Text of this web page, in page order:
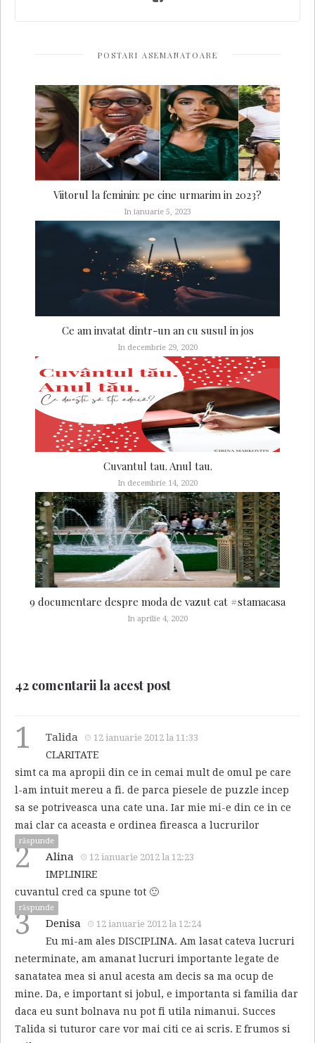
POSTARI ASEMANATOARE
Viitorul la feminin: pe cine urmarim in 2023?
In ianuarie 5, 2023
Ce am invatat dintr-un an cu susul in jos
In decembrie 29, 2020
Cuvantul tau. Anul tau.
In decembrie 14, 2020
9 documentare despre moda de vazut cat #stamacasa
In aprilie 4, 2020
42 comentarii la acest post
1 Talida 12 ianuarie 2012 la 11:33
CLARITATE
simt ca ma apropii din ce in cemai mult de omul pe care
l-am intuit mereu a fi. de parca piesele de puzzle incep
sa se potriveasca una cate una. Iar mie mi-e din ce in ce
mai clar ca aceasta e ordinea fireasca a lucrurilor
răspunde
2 Alina 12 ianuarie 2012 la 12:23
IMPLINIRE
cuvantul cred ca spune tot 🙂
răspunde
3 Denisa 12 ianuarie 2012 la 12:24
Eu mi-am ales DISCIPLINA. Am lasat cateva lucruri
neterminate, am amanat lucruri importante legate de
sanatatea mea si anul acesta am decis sa ma ocup de
mine. Da, e important si jobul, e importanta si familia dar
daca eu sunt bolnava nu pot fi utila nimanui. Succes
Talida si tuturor care vor mai citi ce ai scris. E frumos si